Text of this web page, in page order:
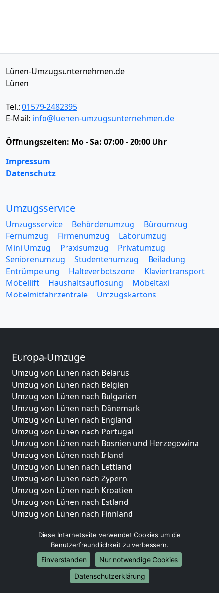
Lünen-Umzugsunternehmen.de
Lünen
Tel.: 01579-2482395
E-Mail: info@luenen-umzugsunternehmen.de
Öffnungszeiten: Mo - Sa: 07:00 - 20:00 Uhr
Impressum
Datenschutz
Umzugsservice
Umzugsservice Behördenumzug
Büroumzug
Fernumzug
Firmenumzug
Laborumzug
Mini Umzug
Praxisumzug
Privatumzug
Seniorenumzug
Studentenumzug
Beiladung
Entrümpelung
Halteverbotszone
Klaviertransport
Möbellift
Haushaltsauflösung
Möbeltaxi
Möbelmitfahrzentrale
Umzugskartons
Europa-Umzüge
Umzug von Lünen nach Belarus
Umzug von Lünen nach Belgien
Umzug von Lünen nach Bulgarien
Umzug von Lünen nach Dänemark
Umzug von Lünen nach England
Umzug von Lünen nach Portugal
Umzug von Lünen nach Bosnien und Herzegowina
Umzug von Lünen nach Irland
Umzug von Lünen nach Lettland
Umzug von Lünen nach Zypern
Umzug von Lünen nach Kroatien
Umzug von Lünen nach Estland
Umzug von Lünen nach Finnland
Umzug von Lünen nach Griechenland
Umzug von Lünen nach Italien
Umzug von Lünen nach Liechtenstein
Umzug von Lünen nach Luxemburg
Umzug von Lünen nach Niederlande
Diese Internetseite verwendet Cookies um die
Benutzerfreundlichkeit zu verbessern.
Einverstanden
Nur notwendige Cookies
Datenschutzerklärung